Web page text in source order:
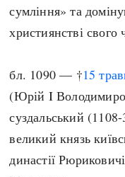
сумління» та
християнстві свого
бл. 1090 — †15
(Юрій I
суздальський
великий князь
династії